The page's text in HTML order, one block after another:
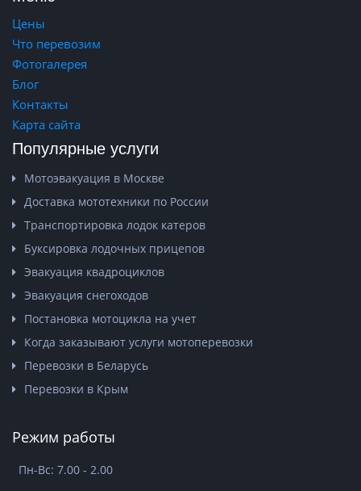
Цены
Что перевозим
Фотогалерея
Блог
Контакты
Карта сайта
Популярные услуги
Мотоэвакуация в Москве
Доставка мототехники по России
Транспортировка лодок катеров
Буксировка лодочных прицепов
Эвакуация квадроциклов
Эвакуация снегоходов
Постановка мотоцикла на учет
Когда заказывают услуги мотоперевозки
Перевозки в Беларусь
Перевозки в Крым
Режим работы
Пн-Вс: 7.00 - 2.00